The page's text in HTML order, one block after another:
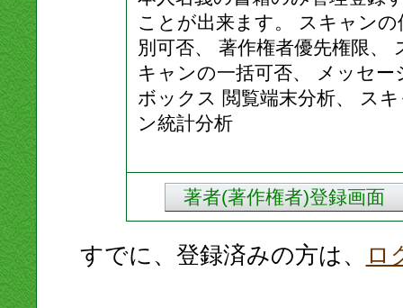
ことが出来ます。 スキャンの
別可否、 著作権者優先権限、
キャンの一括可否、 メッセー
ボックス 閲覧端末分析、 ス
ン統計分析
著者(著作権者)登録画面
すでに、登録済みの方は、 ロ